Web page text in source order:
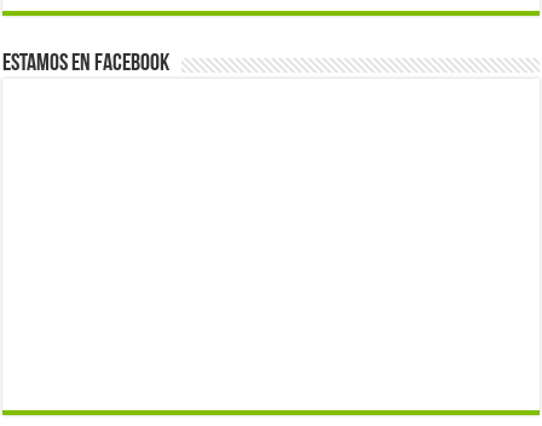
Estamos en Facebook